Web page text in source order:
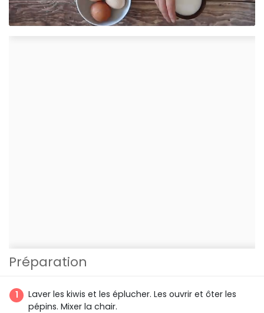
Préparation
Laver les kiwis et les éplucher. Les ouvrir et ôter les
pépins. Mixer la chair.